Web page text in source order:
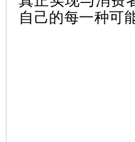
自己的每一种可